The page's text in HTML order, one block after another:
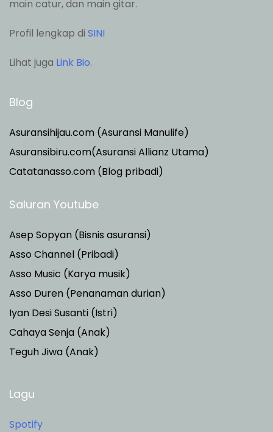
main catur, dan main gitar.
Profil lengkap di SINI
Lihat juga Link Bio.
Blog
Asuransihijau.com (Asuransi Manulife)
Asuransibiru.com(Asuransi Allianz Utama)
Catatanasso.com (Blog pribadi)
Saluran Youtube
Asep Sopyan (Bisnis asuransi)
Asso Channel (Pribadi)
Asso Music (Karya musik)
Asso Duren (Penanaman durian)
Iyan Desi Susanti (Istri)
Cahaya Senja (Anak)
Teguh Jiwa (Anak)
Lagu
Spotify